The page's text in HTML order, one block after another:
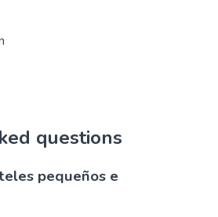
questions
pequeños e